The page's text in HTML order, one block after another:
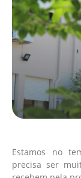
Estamos no
precisa ser